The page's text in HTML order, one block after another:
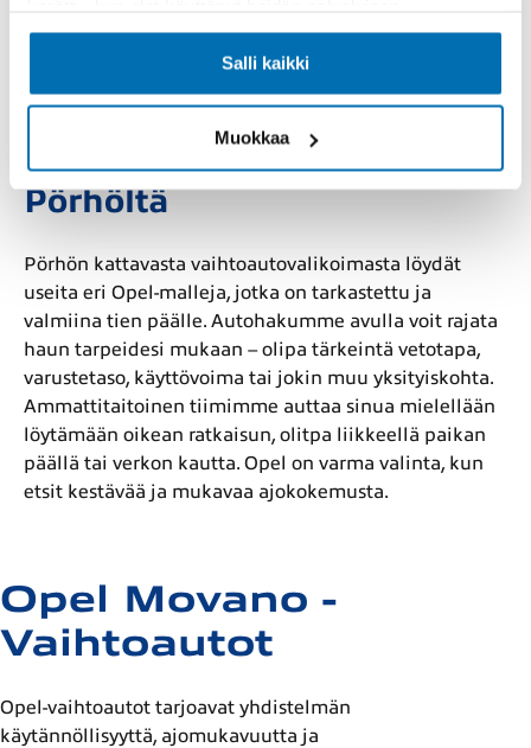
Salli kaikki
Muokkaa
Opel Movano -
Vaihtoautot
Opel-vaihtoautot tarjoavat yhdistelmän
käytännöllisyyttä, ajomukavuutta ja
aluekohtaisesti. Nykyisin erot ovat pääosin nimellisiä,
ja teknisesti kyseessä on sama, laadukas
eurooppalainen tuote.
Osta käytetty Opel helposti
Pörhöltä
Pörhön kattavasta vaihtoautovalikoimasta löydät
useita eri Opel-malleja, jotka on tarkastettu ja
valmiina tien päälle. Autohakumme avulla voit rajata
haun tarpeidesi mukaan – olipa tärkeintä vetotapa,
varustetaso, käyttövoima tai jokin muu yksityiskohta.
Ammattitaitoinen tiimimme auttaa sinua mielellään
löytämään oikean ratkaisun, olitpa liikkeellä paikan
päällä tai verkon kautta. Opel on varma valinta, kun
etsit kestävää ja mukavaa ajokokemusta.